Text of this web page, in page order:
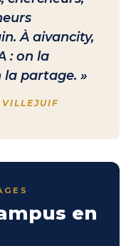
À aivancity,
: on la
la partage. »
en